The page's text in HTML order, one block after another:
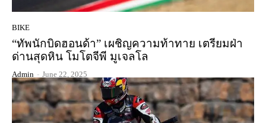
BIKE
“ทัพนักบิดฮอนด้า” เผชิญความท้าทาย เตรียมฝ่า
ด่านสุดหิน โมโตจีพี มูเจลโล
Admin - June 22, 2025